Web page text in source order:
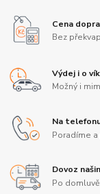
Cena
Bez
Výdej i o
Možný i
Na
Poradíme
Dovoz
Po